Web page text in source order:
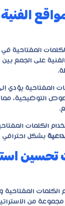
المفتاحية في
على الجمع
المفتاحية يؤدي
التوضيحية،
الكلمات
بشكل
تحسين
المفتاحية
مجموعة من